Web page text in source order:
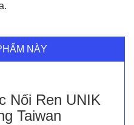
NÀY
Nối Ren UNIK
Taiwan